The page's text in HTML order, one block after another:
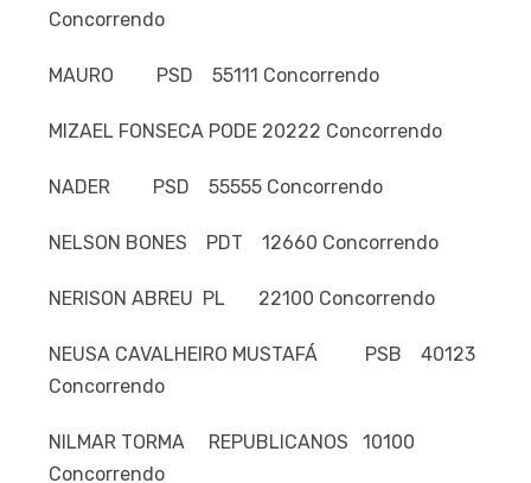
Concorrendo
MAURO PSD 55111 Concorrendo
MIZAEL FONSECA PODE 20222 Concorrendo
NADER PSD 55555 Concorrendo
NELSON BONES PDT 12660 Concorrendo
NERISON ABREU PL 22100 Concorrendo
NEUSA CAVALHEIRO MUSTAFÁ PSB 40123
Concorrendo
NILMAR TORMA REPUBLICANOS 10100
Concorrendo